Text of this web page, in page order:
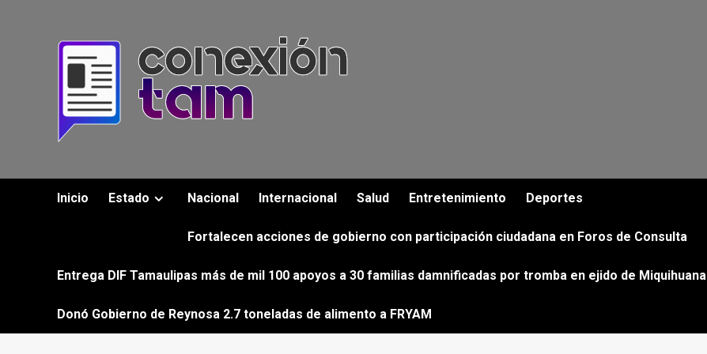
Inicio Estado Nacional Internacional Salud Entretenimiento Deportes
Fortalecen acciones de gobierno con participación ciudadana en Foros de Consulta
Entrega DIF Tamaulipas más de mil 100 apoyos a 30 familias damnificadas por tromba en ejido de Miquihuana
Donó Gobierno de Reynosa 2.7 toneladas de alimento a FRYAM